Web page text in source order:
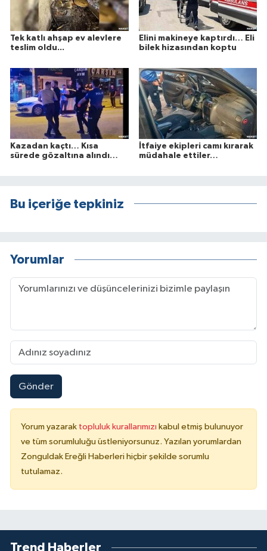
Tek katlı ahşap ev alevlere
teslim oldu...
Elini makineye kaptırdı… Eli
bilek hizasından koptu
Kazadan kaçtı… Kısa
sürede gözaltına alındı…
İtfaiye ekipleri camı kırarak
müdahale ettiler…
Bu içeriğe tepkiniz
Yorumlar
Gönder
Yorum yazarak topluluk kurallarımızı kabul etmiş bulunuyor
ve tüm sorumluluğu üstleniyorsunuz. Yazılan yorumlardan
Zonguldak Ereğli Haberleri hiçbir şekilde sorumlu
tutulamaz.
Trend Haberler